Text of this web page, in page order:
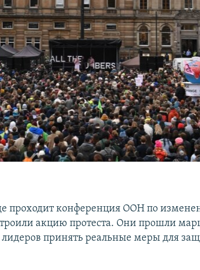
проходит конференция ООН по
акцию протеста. Они прошли
принять реальные меры для